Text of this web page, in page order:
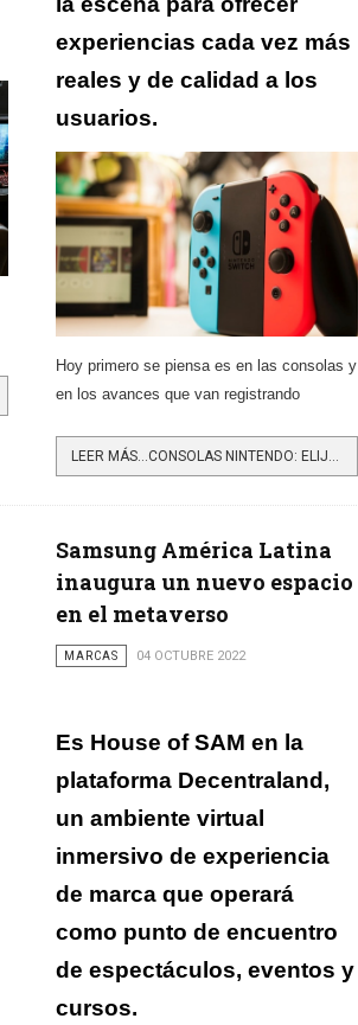
experiencias cada vez más
reales y de calidad a los
usuarios.
Hoy primero se piensa es en las consolas y
en los avances que van registrando
LEER MÁS…CONSOLAS NINTENDO: ELIJA EL MODELO QUE MEJOR SE ADAPTE A USTED
Samsung América Latina
inaugura un nuevo espacio
en el metaverso
MARCAS 04 OCTUBRE 2022
Es House of SAM en la
plataforma Decentraland,
un ambiente virtual
inmersivo de experiencia
de marca que operará
como punto de encuentro
de espectáculos, eventos y
cursos.